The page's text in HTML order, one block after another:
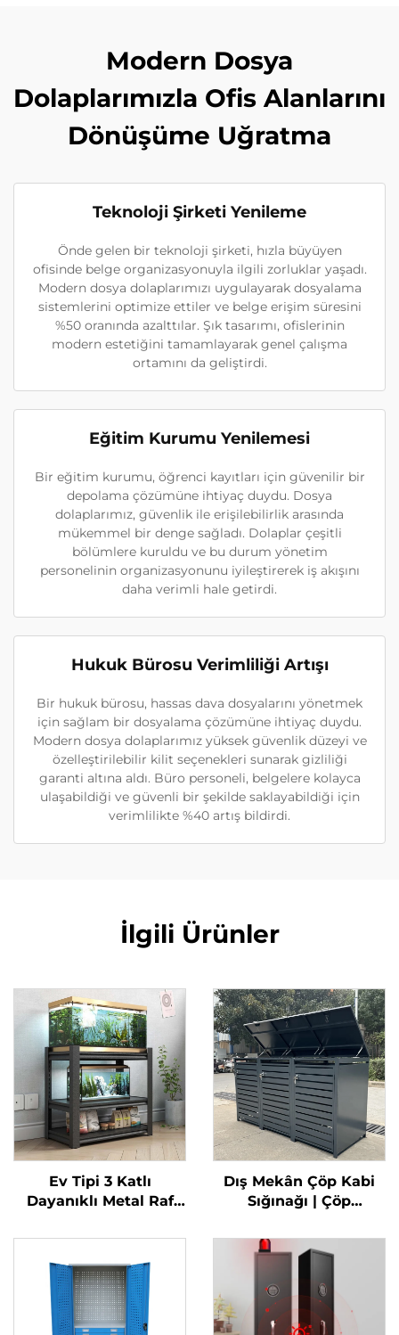
Modern Dosya
Dolaplarımızla Ofis Alanlarını
Dönüşüme Uğratma
Teknoloji Şirketi Yenileme
Önde gelen bir teknoloji şirketi, hızla büyüyen
ofisinde belge organizasyonuyla ilgili zorluklar yaşadı.
Modern dosya dolaplarımızı uygulayarak dosyalama
sistemlerini optimize ettiler ve belge erişim süresini
%50 oranında azalttılar. Şık tasarımı, ofislerinin
modern estetiğini tamamlayarak genel çalışma
ortamını da geliştirdi.
Eğitim Kurumu Yenilemesi
Bir eğitim kurumu, öğrenci kayıtları için güvenilir bir
depolama çözümüne ihtiyaç duydu. Dosya
dolaplarımız, güvenlik ile erişilebilirlik arasında
mükemmel bir denge sağladı. Dolaplar çeşitli
bölümlere kuruldu ve bu durum yönetim
personelinin organizasyonunu iyileştirerek iş akışını
daha verimli hale getirdi.
Hukuk Bürosu Verimliliği Artışı
Bir hukuk bürosu, hassas dava dosyalarını yönetmek
için sağlam bir dosyalama çözümüne ihtiyaç duydu.
Modern dosya dolaplarımız yüksek güvenlik düzeyi ve
özelleştirilebilir kilit seçenekleri sunarak gizliliği
garanti altına aldı. Büro personeli, belgelere kolayca
ulaşabildiği ve güvenli bir şekilde saklayabildiği için
verimlilikte %40 artış bildirdi.
İlgili Ürünler
Ev Tipi 3 Katlı
Dayanıklı Metal Raf
Metal Çerçeveli
Akvaryum Standı
Çelik Balık Tankı
Standı
Dış Mekân Çöp Kabi
Sığınağı | Çöp
ve Hava Koşullarına
Dayanıklı Saklama